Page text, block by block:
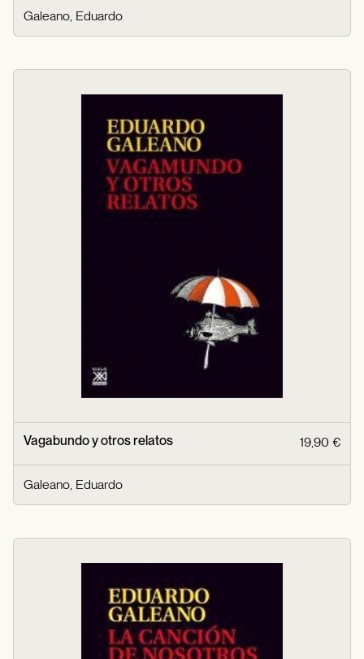
Galeano, Eduardo
Vagabundo y otros relatos 19,90 €
Galeano, Eduardo